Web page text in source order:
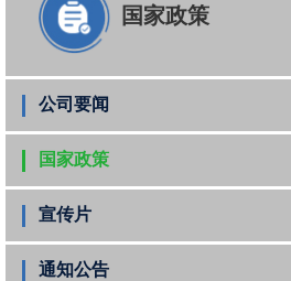
国家政策
公司要闻
国家政策
宣传片
通知公告